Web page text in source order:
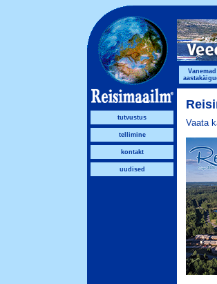
Vanemad
tutvustus
tellimine
kontakt
uudised
Vaata